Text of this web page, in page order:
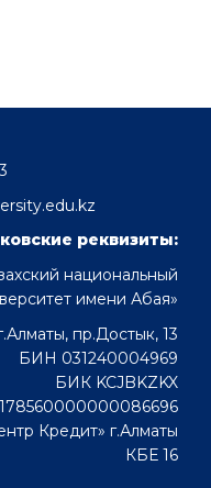
реквизиты:
национальный
имени Абая»
пр.Достык, 13
БИН 031240004969
БИК KCJBKZKX
Кредит» г.Алматы
КБЕ 16